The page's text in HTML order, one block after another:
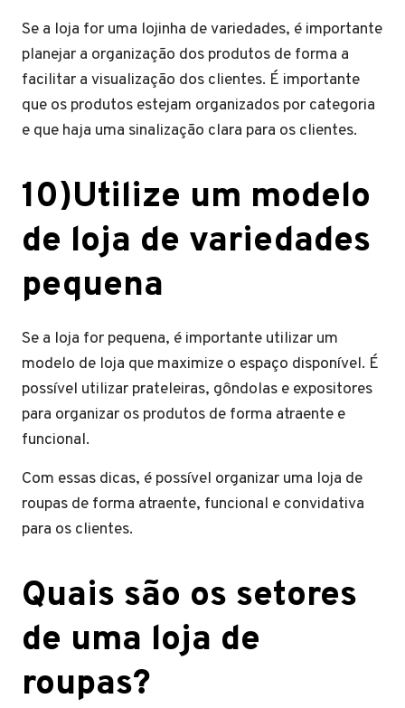
Se a loja for uma lojinha de variedades, é importante
planejar a organização dos produtos de forma a
facilitar a visualização dos clientes. É importante
que os produtos estejam organizados por categoria
e que haja uma sinalização clara para os clientes.
10)Utilize um modelo
de loja de variedades
pequena
Se a loja for pequena, é importante utilizar um
modelo de loja que maximize o espaço disponível. É
possível utilizar prateleiras, gôndolas e expositores
para organizar os produtos de forma atraente e
funcional.
Com essas dicas, é possível organizar uma loja de
roupas de forma atraente, funcional e convidativa
para os clientes.
Quais são os setores
de uma loja de
roupas?